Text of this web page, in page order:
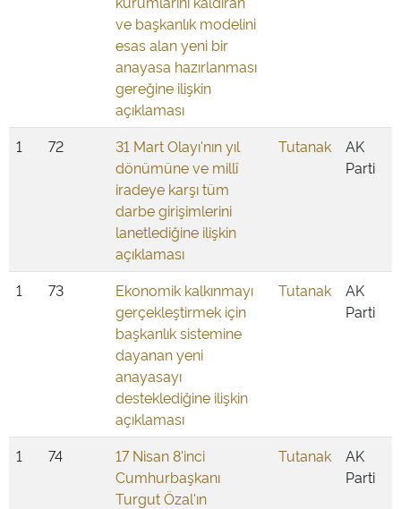
ve başkanlık modelini
esas alan yeni bir
anayasa hazırlanması
gereğine ilişkin
açıklaması
1
72
31 Mart Olayı'nın yıl
dönümüne ve millî
iradeye karşı tüm
darbe girişimlerini
lanetlediğine ilişkin
açıklaması
Tutanak
AK
Parti
1 73
Ekonomik kalkınmayı
gerçekleştirmek için
başkanlık sistemine
dayanan yeni
anayasayı
desteklediğine ilişkin
açıklaması
Tutanak
AK
Parti
1 74
17 Nisan 8'inci
Cumhurbaşkanı
Turgut Özal'ın
Tutanak
AK
Parti